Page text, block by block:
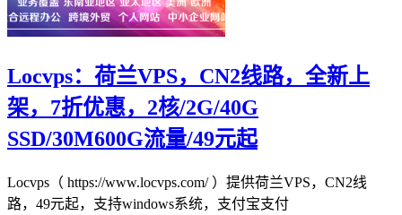
Locvps：荷兰VPS，CN2线路，全新上
架，7折优惠，2核/2G/40G
SSD/30M600G流量/49元起
Locvps（ https://www.locvps.com/ ）提供荷兰VPS，CN2线
路，49元起，支持windows系统，支付宝支付